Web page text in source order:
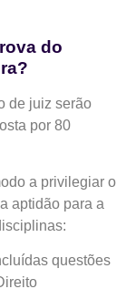
do
de juiz serão
por 80
a privilegiar o
aptidão para a
questões